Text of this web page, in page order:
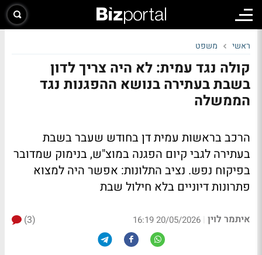
ראשי משפט
קולה נגד עמית: לא היה צריך לדון
בשבת בעתירה בנושא ההפגנות נגד
הממשלה
הרכב בראשות עמית דן בחודש שעבר בשבת
בעתירה לגבי קיום הפגנה במוצ"ש, בנימוק שמדובר
בפיקוח נפש. נציב התלונות: אפשר היה למצוא
פתרונות דיוניים בלא חילול שבת
איתמר לוין |
20/05/2026 16:19
(3)